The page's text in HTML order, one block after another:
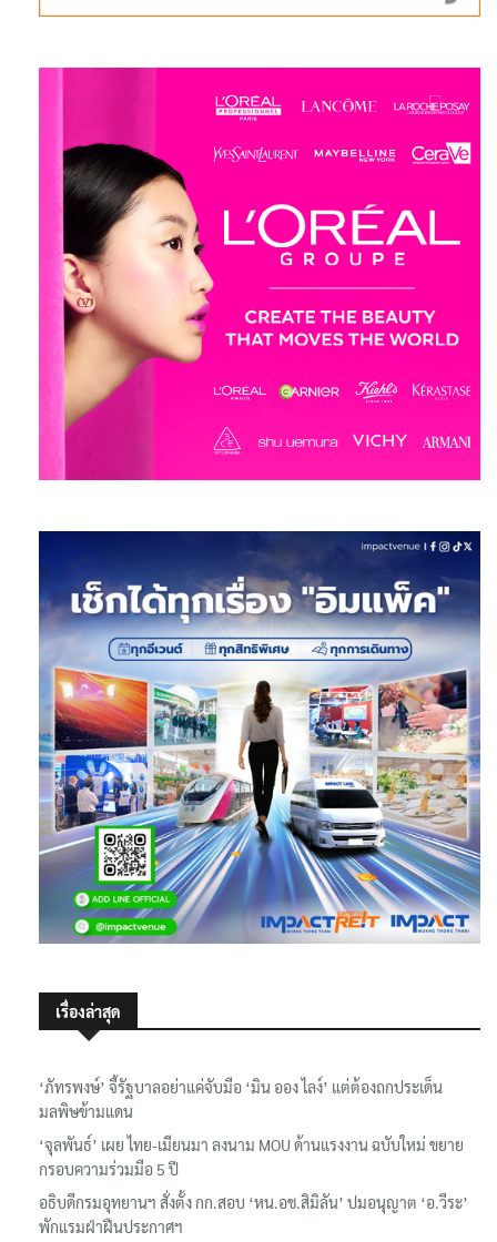
เรื่องล่าสุด
‘ภัทรพงษ์’ จี้รัฐบาลอย่าแค่จับมือ ‘มิน ออง ไลง์’ แต่ต้องถกประเด็น
มลพิษข้ามแดน
‘จุลพันธ์’ เผย ไทย-เมียนมา ลงนาม MOU ด้านแรงงาน ฉบับใหม่ ขยาย
กรอบความร่วมมือ 5 ปี
อธิบดีกรมอุทยานฯ​ สั่งตั้ง กก.สอบ ‘หน.อช.สิมิลัน’ ปมอนุญาต ‘อ.วีระ’
พักแรมฝ่าฝืนประกาศฯ